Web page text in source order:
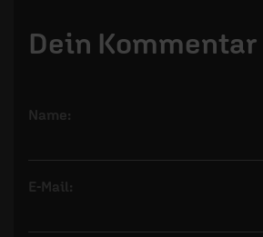
Dein Kommentar
Name:
E-Mail: